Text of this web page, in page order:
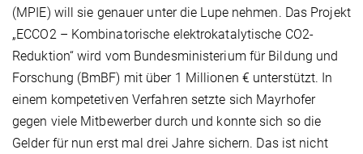
(MPIE) will sie genauer unter die Lupe nehmen. Das Projekt
„ECCO2 – Kombinatorische elektrokatalytische CO2-
Reduktion“ wird vom Bundesministerium für Bildung und
Forschung (BmBF) mit über 1 Millionen € unterstützt. In
einem kompetetiven Verfahren setzte sich Mayrhofer
gegen viele Mitbewerber durch und konnte sich so die
Gelder für nun erst mal drei Jahre sichern. Das ist nicht